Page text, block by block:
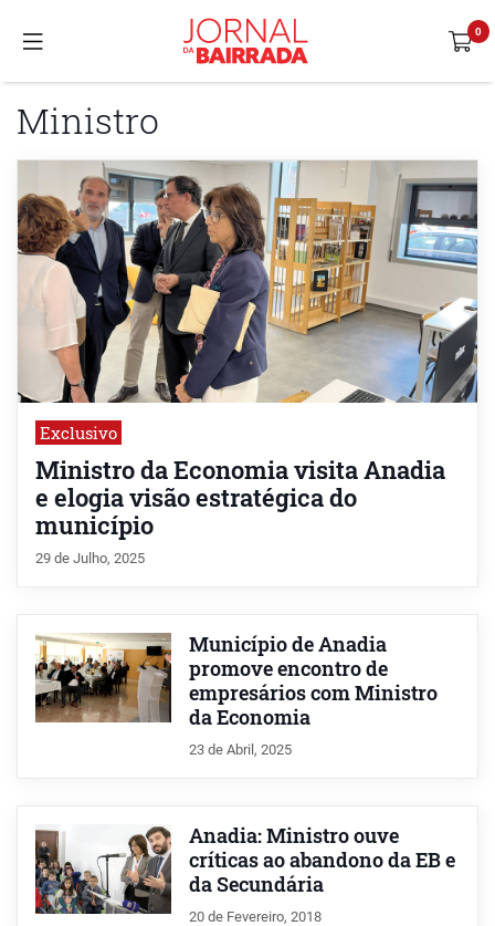
Ministro
Exclusivo
Ministro da Economia visita Anadia
e elogia visão estratégica do
município
29 de Julho, 2025
Município de Anadia
promove encontro de
empresários com Ministro
da Economia
23 de Abril, 2025
Anadia: Ministro ouve
críticas ao abandono da EB e
da Secundária
20 de Fevereiro, 2018